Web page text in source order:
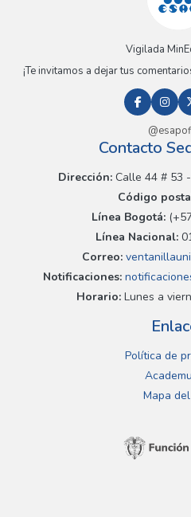
Vigilada
¡Te invitamos a dejar tus
Contacto
Dirección:Calle 44 # 53 -
Código
Línea Bogotá:
Línea Nacional:
Correo:
Notificaciones:
Horario:Lunes a
Política de
Mapa